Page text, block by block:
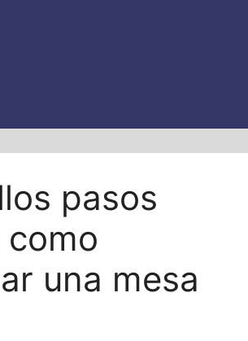
pasos
una mesa